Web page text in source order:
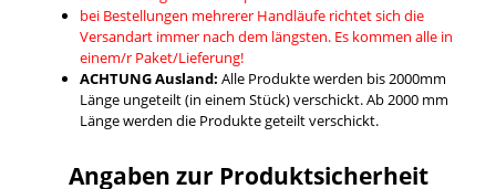
bei Bestellungen mehrerer Handläufe richtet sich die
Versandart immer nach dem längsten. Es kommen alle in
einem/r Paket/Lieferung!
ACHTUNG Ausland: Alle Produkte werden bis 2000mm
Länge ungeteilt (in einem Stück) verschickt. Ab 2000 mm
Länge werden die Produkte geteilt verschickt.
Angaben zur Produktsicherheit